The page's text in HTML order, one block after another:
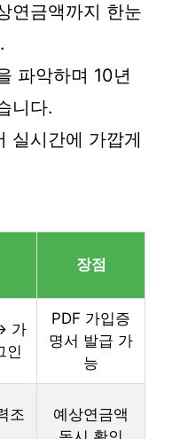
연금액까지 한눈
파악하며 10년
니다.
실시간에 가깝게
장점
가
인
PDF 가입증
명서 발급 가
능
조
예상연금액